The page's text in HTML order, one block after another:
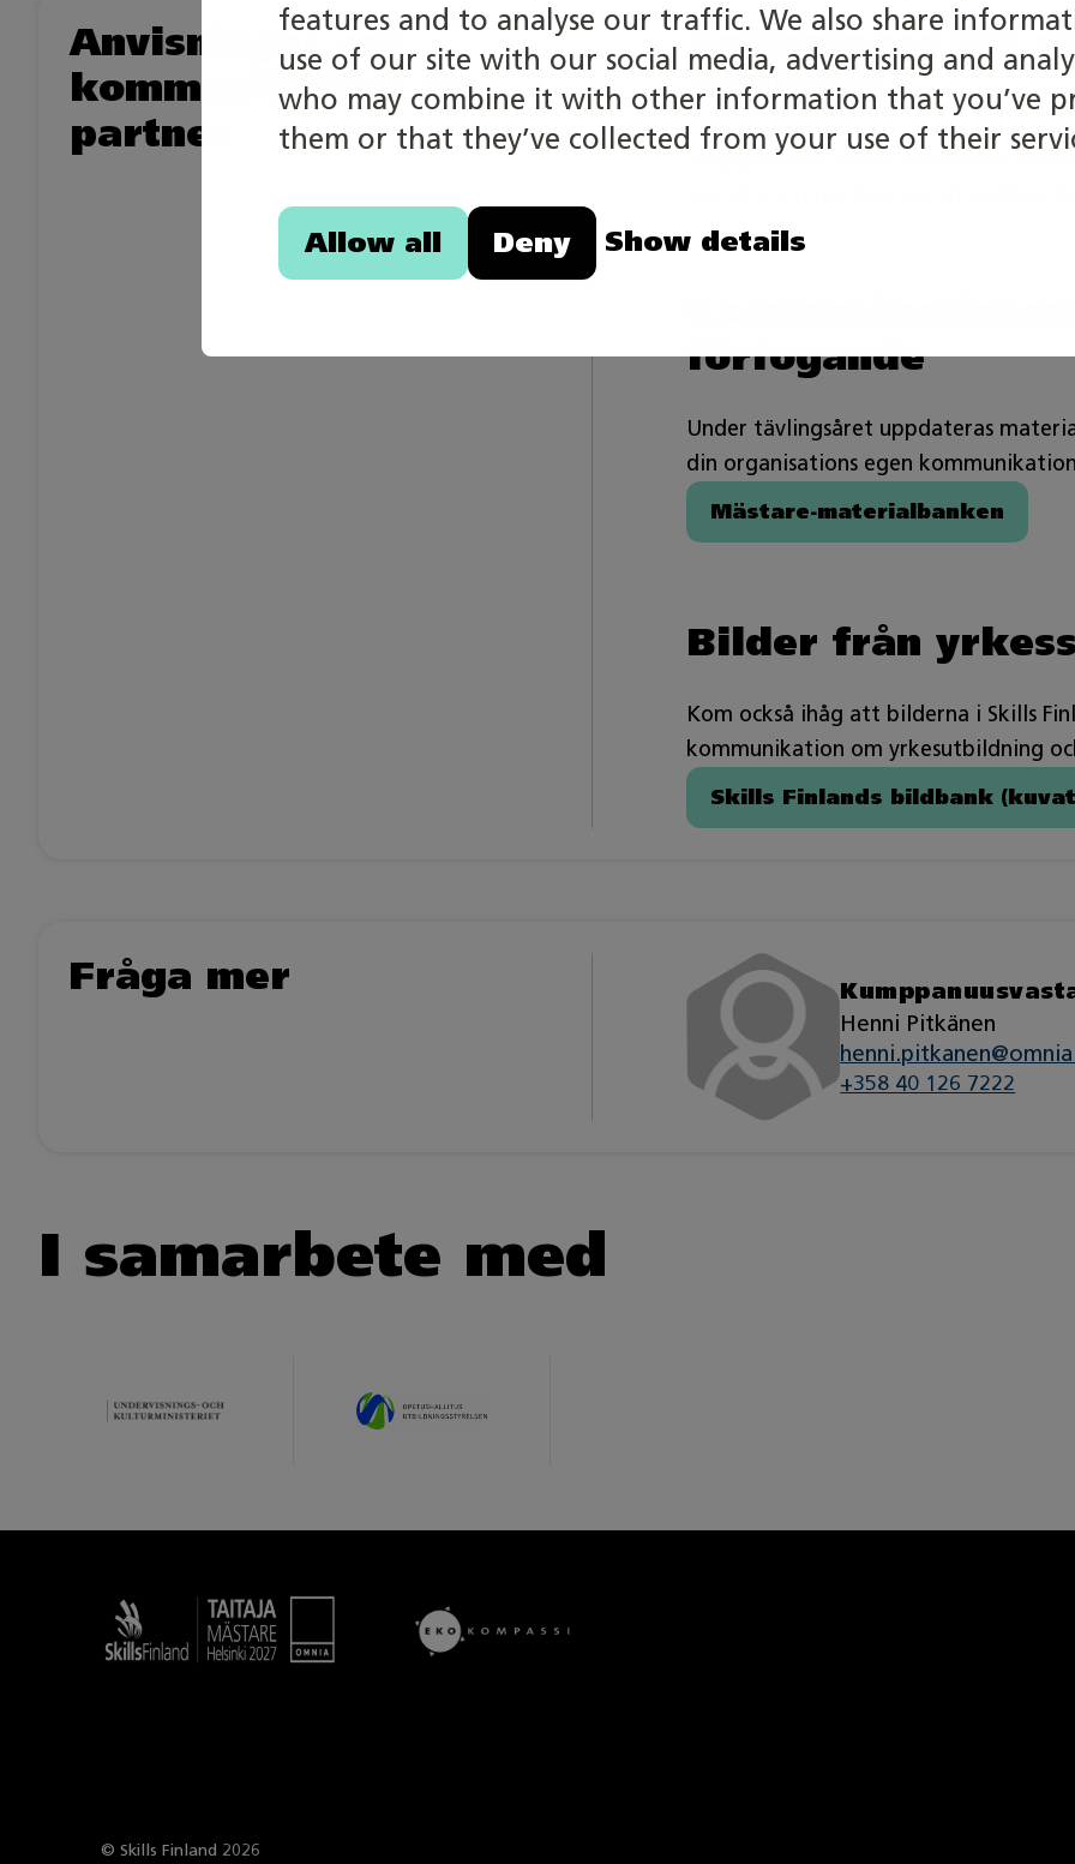
features and to analyse our traffic. We also share
use of our site with our social media, advertising and
who may combine it with other information that you’ve
them or that they’ve collected from your use of their
Allow all Deny Show details
Anvisningar om
kommunikation för
partner
Anvisningar för
synlighet
Vi uppdaterar senare denna sida
oss och kommer överens om
förfogande
Under tävlingsåret uppdateras
din organisations egen
Mästare-materialbanken
Bilder från
Kom också ihåg att bilderna i Skills
kommunikation om yrkesutbildning
Skills Finlands bildbank
Fråga mer
Henni Pitkänen
+358 40 126 7222
I samarbete med
Taitaja
© Skills Finland 2026